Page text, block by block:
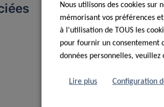
Nous utilisons des cookies
mémorisant vos préférences
à l'utilisation de TOUS les
pour fournir un consentement
données personnelles, veuillez
Lire plus Configuration